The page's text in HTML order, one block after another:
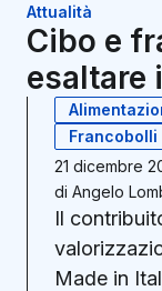
Attualità
Cibo e
esaltare
Francobolli
21 dicembre
di Angelo
Il
Made in